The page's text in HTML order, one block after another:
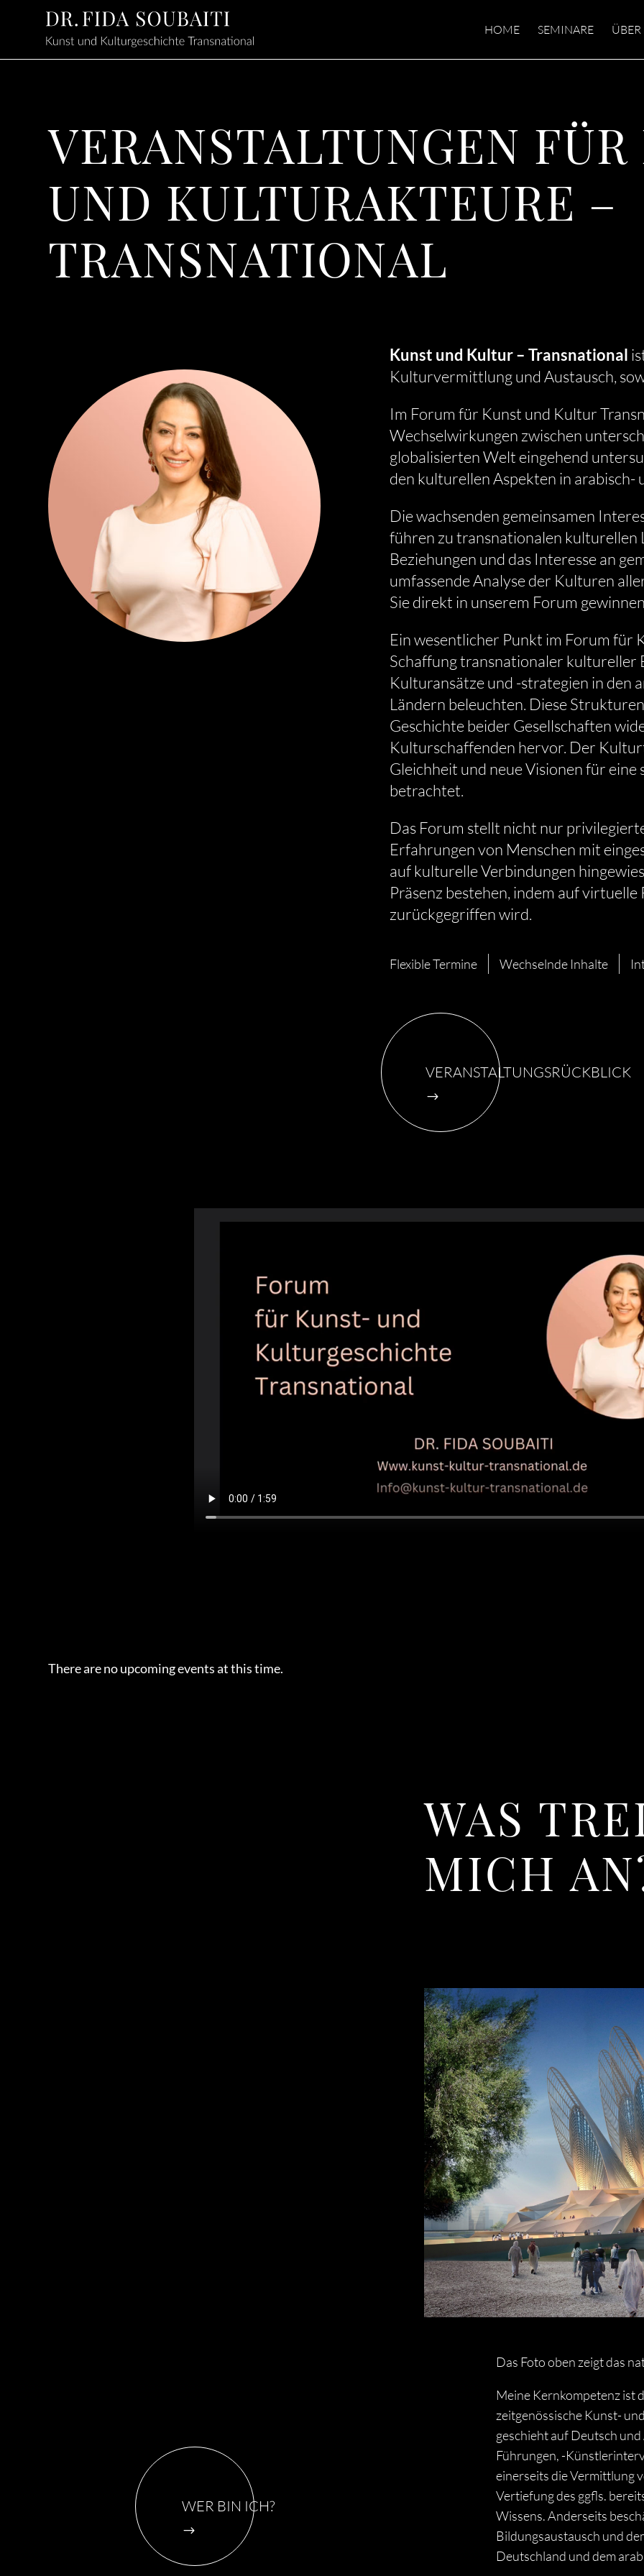
HOME SEMINARE
VERANSTALTUNGEN
UND KULTURAKTEURE –
TRANSNATIONAL
Kunst und Kultur – Transnational
Kulturvermittlung und Austausch,
Im Forum für Kunst und Kultur
Wechselwirkungen zwischen
globalisierten Welt eingehend
den kulturellen Aspekten in arabisch-
Die wachsenden gemeinsamen
führen zu transnationalen kulturellen
Beziehungen und das Interesse an
umfassende Analyse der Kulturen
Sie direkt in unserem Forum
Ein wesentlicher Punkt im Forum für
Schaffung transnationaler kultureller
Kulturansätze und -strategien in den
Ländern beleuchten. Diese
Geschichte beider Gesellschaften
Kulturschaffenden hervor. Der
Gleichheit und neue Visionen für
betrachtet.
Das Forum stellt nicht nur
Erfahrungen von Menschen mit
auf kulturelle Verbindungen
Präsenz bestehen, indem auf
zurückgegriffen wird.
Flexible Termine Wechselnde Inhalte
VERANSTALTUNGSRÜCKBLICK
There are no upcoming events at this time.
WER BIN ICH?
WAS
MICH
Das Foto oben zeigt das
Meine Kernkompetenz ist
zeitgenössische Kunst-
geschieht auf Deutsch
Führungen, -
einerseits die Vermittlung
Vertiefung des ggfls.
Wissens. Anderseits
Bildungsaustausch und
Deutschland und dem